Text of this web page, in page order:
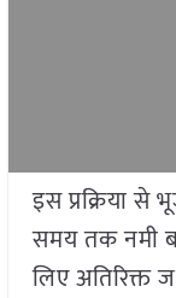
इस प्रक्रिया से
समय तक नमी
लिए अतिरिक्त